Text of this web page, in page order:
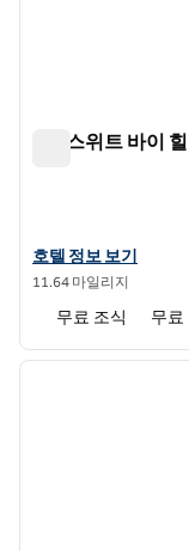
홈2 스위트 바이
홈2 스위트 바이 힐튼
호텔 정보 보기
11.64 마일리지
무료 조식 무료
1/12